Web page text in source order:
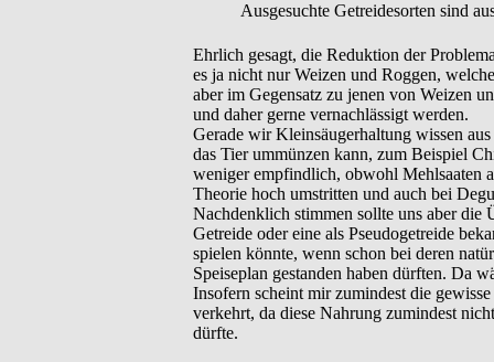
Ausgesuchte Getreidesorten sind
Ehrlich gesagt, die Reduktion der
es ja nicht nur Weizen und Roggen,
aber im Gegensatz zu jenen von Weizen
und daher gerne vernachlässigt werden.
Gerade wir Kleinsäugerhaltung wissen
das Tier ummünzen kann, zum Beispiel
weniger empfindlich, obwohl Mehlsaaten
Theorie hoch umstritten und auch bei
Nachdenklich stimmen sollte uns aber die
Getreide oder eine als Pseudogetreide
spielen könnte, wenn schon bei deren
Speiseplan gestanden haben dürften. Da
Insofern scheint mir zumindest die
verkehrt, da diese Nahrung zumindest
dürfte.